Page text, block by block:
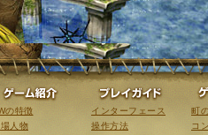
ニュース ゲーム紹介
の特徴
人物
インターフェース
操作方法
町
コ